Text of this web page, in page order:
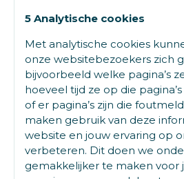
5 Analytische cookies
Met analytische cookies
onze websitebezoekers zich
bijvoorbeeld welke pagina’s
hoeveel tijd ze op die
of er pagina’s zijn die
maken gebruik van deze
website en jouw ervaring op
verbeteren. Dit doen we
gemakkelijker te maken voor